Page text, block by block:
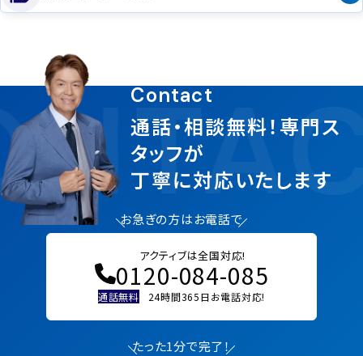
Contact
通話・相談無料！専門ス
タッフが
丁寧に対応いたします
お急ぎの方はお電話で
アクティブは全国対応!
0120-084-085
通話無料 24時間365日お電話対応!
たった1分で完了！